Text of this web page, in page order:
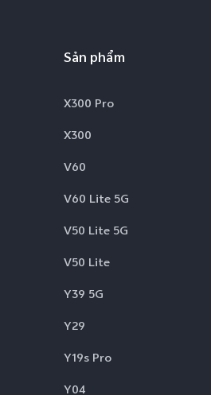
Sản phẩm
X300 Pro
X300
V60
V60 Lite 5G
V50 Lite 5G
V50 Lite
Y39 5G
Y29
Y19s Pro
Y04